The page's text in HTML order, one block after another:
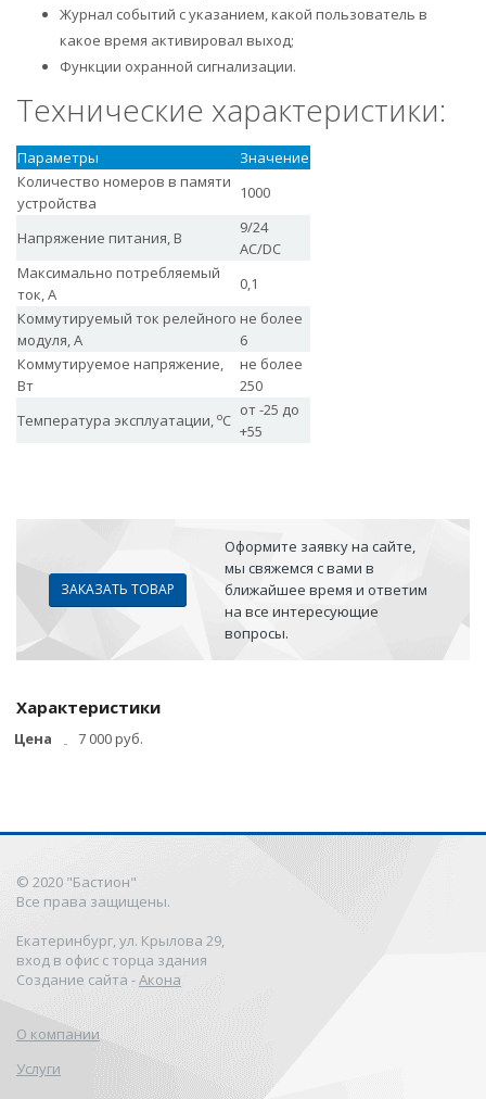
Журнал событий с указанием, какой пользователь в
какое время активировал выход;
Функции охранной сигнализации.
Технические характеристики:
Параметры
Значение
Количество номеров в памяти
устройства
1000
Напряжение питания, В
9/24
АС/DC
Максимально потребляемый
ток, А
0,1
Коммутируемый ток релейного
модуля, А
не более
6
Коммутируемое напряжение,
Вт
не более
250
Температура эксплуатации, оС
от -25 до
+55
ЗАКАЗАТЬ ТОВАР
Оформите заявку на сайте,
мы свяжемся с вами в
ближайшее время и ответим
на все интересующие
вопросы.
Характеристики
Цена 7 000 руб.
© 2020 "Бастион"
Все права защищены.
Екатеринбург, ул. Крылова 29,
вход в офис с торца здания
Создание сайта -Акона
О компании
Услуги